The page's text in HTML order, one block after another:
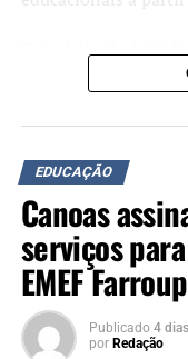
programa deverá
“Cada
nossas
Ao
EDUCAÇÃO
Canoas
serviços
EMEF
Publicado 4
por Redação